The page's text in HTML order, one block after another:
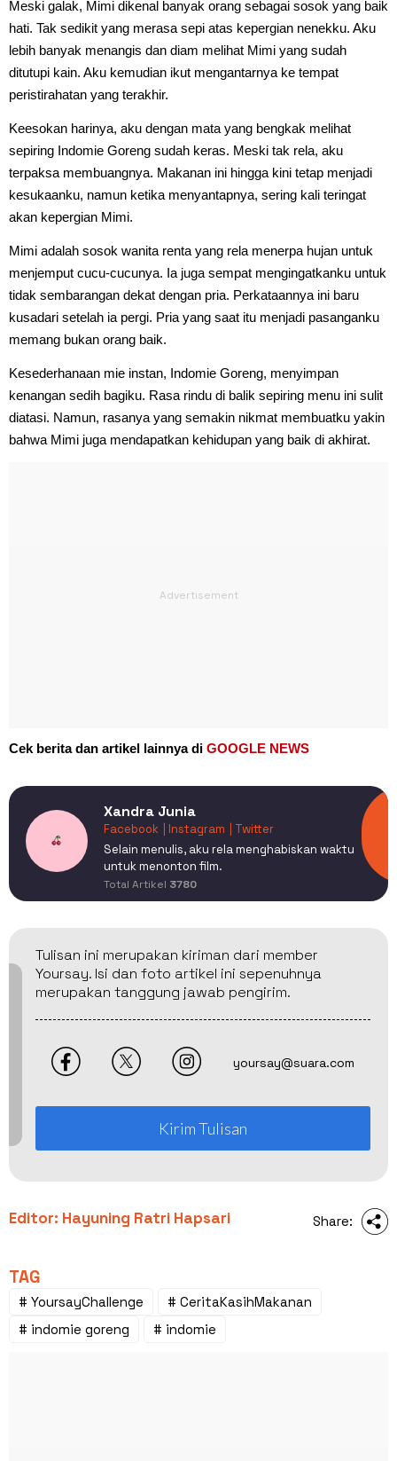
Meski galak, Mimi dikenal banyak orang sebagai sosok yang baik
hati. Tak sedikit yang merasa sepi atas kepergian nenekku. Aku
lebih banyak menangis dan diam melihat Mimi yang sudah
ditutupi kain. Aku kemudian ikut mengantarnya ke tempat
peristirahatan yang terakhir.
Keesokan harinya, aku dengan mata yang bengkak melihat
sepiring Indomie Goreng sudah keras. Meski tak rela, aku
terpaksa membuangnya. Makanan ini hingga kini tetap menjadi
kesukaanku, namun ketika menyantapnya, sering kali teringat
akan kepergian Mimi.
Mimi adalah sosok wanita renta yang rela menerpa hujan untuk
menjemput cucu-cucunya. Ia juga sempat mengingatkanku untuk
tidak sembarangan dekat dengan pria. Perkataannya ini baru
kusadari setelah ia pergi. Pria yang saat itu menjadi pasanganku
memang bukan orang baik.
Kesederhanaan mie instan, Indomie Goreng, menyimpan
kenangan sedih bagiku. Rasa rindu di balik sepiring menu ini sulit
diatasi. Namun, rasanya yang semakin nikmat membuatku yakin
bahwa Mimi juga mendapatkan kehidupan yang baik di akhirat.
Cek berita dan artikel lainnya di GOOGLE NEWS
Xandra Junia
Facebook | Instagram
| Twitter
Selain menulis, aku rela menghabiskan waktu
untuk menonton film.
Total Artikel 3780
Tulisan ini merupakan kiriman dari member
Yoursay. Isi dan foto artikel ini sepenuhnya
merupakan tanggung jawab pengirim.
yoursay@suara.com
Kirim Tulisan
Editor: Hayuning Ratri Hapsari Share:
TAG
# YoursayChallenge
# CeritaKasihMakanan
# indomie goreng
# indomie